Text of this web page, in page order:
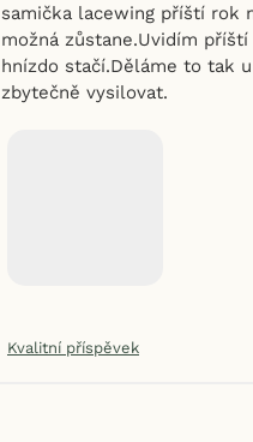
samička lacewing příští rok
možná zůstane.Uvidím
hnízdo stačí.Děláme to tak
zbytečně vysilovat.
Kvalitní příspěvek